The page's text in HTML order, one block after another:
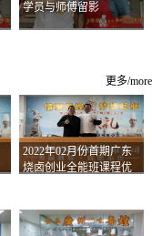
学员与师傅留影
更多/more
2022年02月份首期广东
烧卤创业全能班课程优